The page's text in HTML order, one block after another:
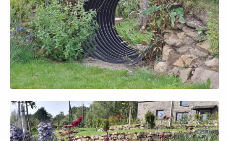
Afficher en grand